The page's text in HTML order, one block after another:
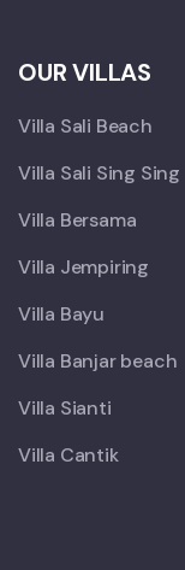
OUR VILLAS
Villa Sali Beach
Villa Sali Sing Sing
Villa Bersama
Villa Jempiring
Villa Bayu
Villa Banjar beach
Villa Sianti
Villa Cantik